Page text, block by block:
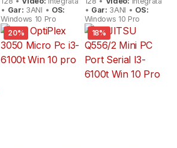
• Gar: 3ANI • OS:
Windows 10 Pro
• Gar: 3ANI • OS:
Windows 10 Pro
20% 18%